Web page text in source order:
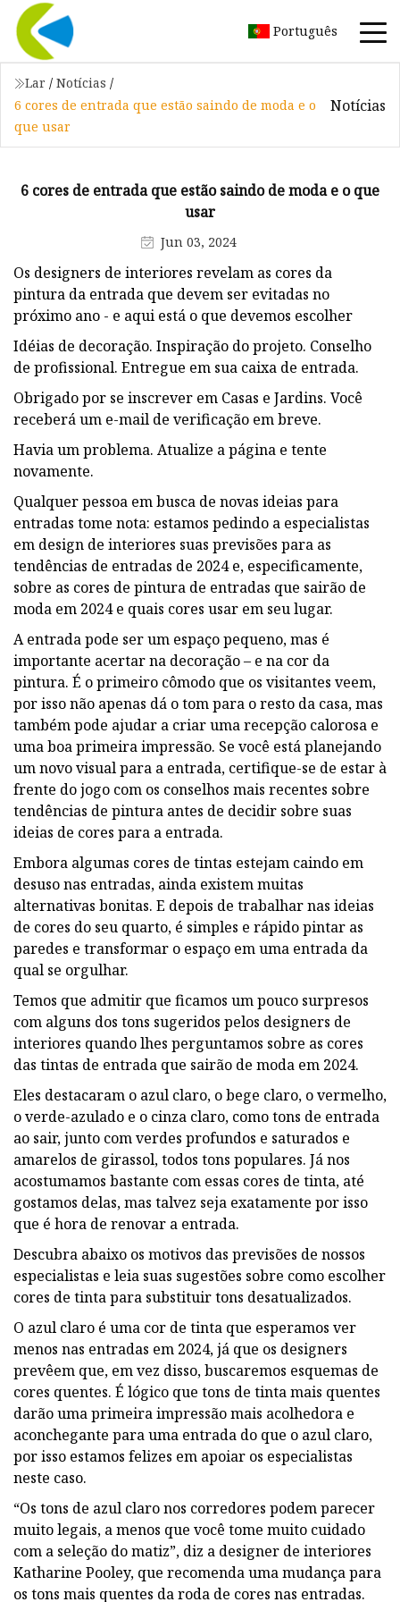
Português
Lar / Notícias /
6 cores de entrada que estão saindo de moda e o
que usar
Notícias
6 cores de entrada que estão saindo de moda e o que
usar
Jun 03, 2024
Os designers de interiores revelam as cores da
pintura da entrada que devem ser evitadas no
próximo ano - e aqui está o que devemos escolher
Idéias de decoração. Inspiração do projeto. Conselho
de profissional. Entregue em sua caixa de entrada.
Obrigado por se inscrever em Casas e Jardins. Você
receberá um e-mail de verificação em breve.
Havia um problema. Atualize a página e tente
novamente.
Qualquer pessoa em busca de novas ideias para
entradas tome nota: estamos pedindo a especialistas
em design de interiores suas previsões para as
tendências de entradas de 2024 e, especificamente,
sobre as cores de pintura de entradas que sairão de
moda em 2024 e quais cores usar em seu lugar.
A entrada pode ser um espaço pequeno, mas é
importante acertar na decoração – e na cor da
pintura. É o primeiro cômodo que os visitantes veem,
por isso não apenas dá o tom para o resto da casa, mas
também pode ajudar a criar uma recepção calorosa e
uma boa primeira impressão. Se você está planejando
um novo visual para a entrada, certifique-se de estar à
frente do jogo com os conselhos mais recentes sobre
tendências de pintura antes de decidir sobre suas
ideias de cores para a entrada.
Embora algumas cores de tintas estejam caindo em
desuso nas entradas, ainda existem muitas
alternativas bonitas. E depois de trabalhar nas ideias
de cores do seu quarto, é simples e rápido pintar as
paredes e transformar o espaço em uma entrada da
qual se orgulhar.
Temos que admitir que ficamos um pouco surpresos
com alguns dos tons sugeridos pelos designers de
interiores quando lhes perguntamos sobre as cores
das tintas de entrada que sairão de moda em 2024.
Eles destacaram o azul claro, o bege claro, o vermelho,
o verde-azulado e o cinza claro, como tons de entrada
ao sair, junto com verdes profundos e saturados e
amarelos de girassol, todos tons populares. Já nos
acostumamos bastante com essas cores de tinta, até
gostamos delas, mas talvez seja exatamente por isso
que é hora de renovar a entrada.
Descubra abaixo os motivos das previsões de nossos
especialistas e leia suas sugestões sobre como escolher
cores de tinta para substituir tons desatualizados.
O azul claro é uma cor de tinta que esperamos ver
menos nas entradas em 2024, já que os designers
prevêem que, em vez disso, buscaremos esquemas de
cores quentes. É lógico que tons de tinta mais quentes
darão uma primeira impressão mais acolhedora e
aconchegante para uma entrada do que o azul claro,
por isso estamos felizes em apoiar os especialistas
neste caso.
“Os tons de azul claro nos corredores podem parecer
muito legais, a menos que você tome muito cuidado
com a seleção do matiz”, diz a designer de interiores
Katharine Pooley, que recomenda uma mudança para
os tons mais quentes da roda de cores nas entradas.